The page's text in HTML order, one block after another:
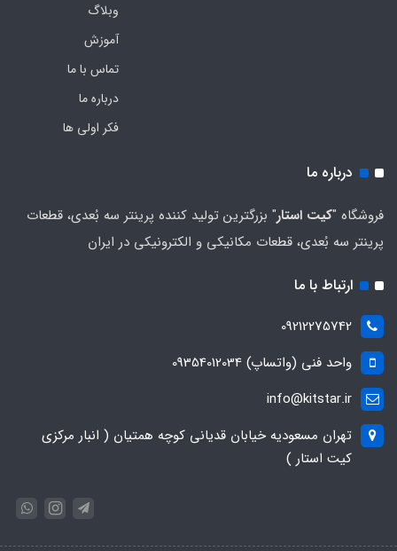
وبلاگ
آموزش
تماس با ما
درباره ما
فکر اولی ها
درباره ما
فروشگاه "کیت استار" بزرگترین تولید کننده پرینتر سه بُعدی، قطعات
پرینتر سه بُعدی، قطعات مکانیکی و الکترونیکی در ایران
ارتباط با ما
09212275742
واحد فنی (واتساپ) 09354012034
info@kitstar.ir
تهران مسعودیه خیابان قدیانی کوچه همتیان ( انبار مرکزی
کیت استار )